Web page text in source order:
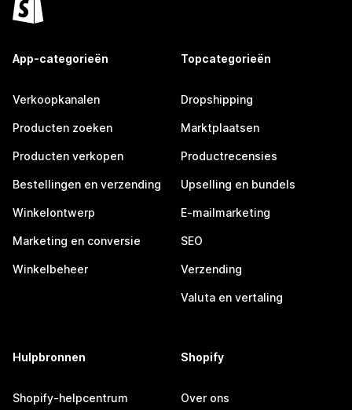
App-categorieën
Verkoopkanalen
Producten zoeken
Producten verkopen
Bestellingen en verzending
Winkelontwerp
Marketing en conversie
Winkelbeheer
Topcategorieën
Dropshipping
Marktplaatsen
Productrecensies
Upselling en bundels
E-mailmarketing
SEO
Verzending
Valuta en vertaling
Hulpbronnen
Shopify-helpcentrum
Shopify
Over ons